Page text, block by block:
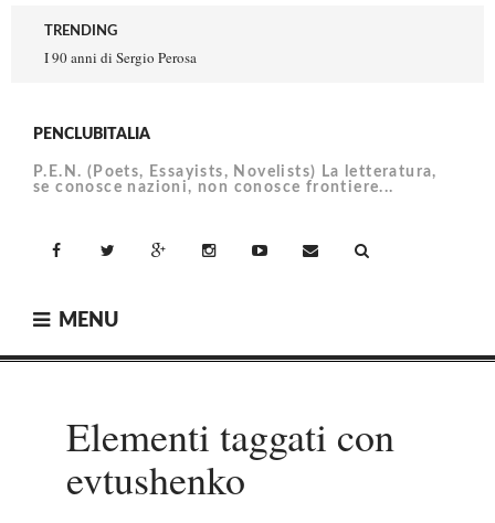
content
TRENDING
I 90 anni di Sergio Perosa
PENCLUBITALIA
P.E.N. (Poets, Essayists, Novelists) La letteratura,
se conosce nazioni, non conosce frontiere...
Twitter Google+ Email
MENU
Elementi taggati con
evtushenko